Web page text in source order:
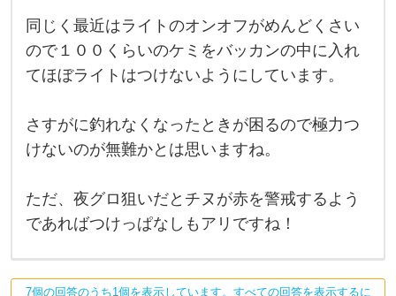
ま
り
警
戒
し
よ
う
に
思
ま
す
が
一
念
は
同じく最近はライトのオンオフがめんどくさい
ので１００くらいのケミをバッカンの中に入れ
てほぼライトはつけないようにしています。
さすがに釣れなくなったときが困るので極力つ
けないのが無難かとは思いますね。
ただ、夜グロ狙いだとチヌが赤を警戒するよう
であればつけっぱなしもアリですね！
7個の回答のうち1個を表示しています。すべての回答を表示するに